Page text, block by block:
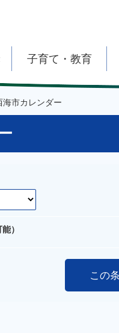
子育て・教育
海市カレンダー
）